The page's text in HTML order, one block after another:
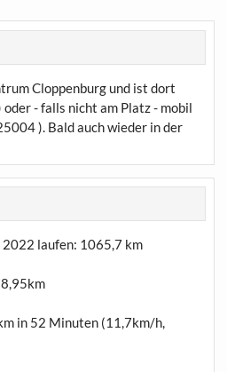
Cloppenburg und ist dort
- falls nicht am Platz - mobil
). Bald auch wieder in der
laufen: 1065,7 km
in 52 Minuten (11,7km/h,